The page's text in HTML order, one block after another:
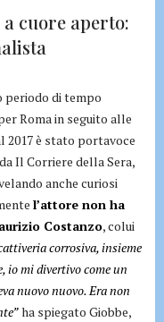
cuore aperto:
periodo di tempo
Roma in seguito alle
2017 è stato portavoce
Il Corriere della Sera,
anche curiosi
l’attore non ha
Costanzo, colui
corrosiva, insieme
io mi divertivo come un
nuovo nuovo. Era non
ha spiegato Giobbe,